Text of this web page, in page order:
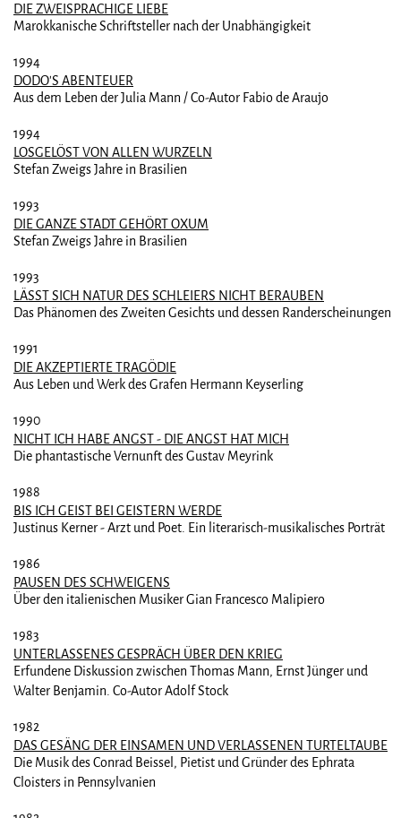
DIE ZWEISPRACHIGE LIEBE
Marokkanische Schriftsteller nach der Unabhängigkeit
1994
DODO'S ABENTEUER
Aus dem Leben der Julia Mann / Co-Autor Fabio de Araujo
1994
LOSGELÖST VON ALLEN WURZELN
Stefan Zweigs Jahre in Brasilien
1993
DIE GANZE STADT GEHÖRT OXUM
Stefan Zweigs Jahre in Brasilien
1993
LÄSST SICH NATUR DES SCHLEIERS NICHT BERAUBEN
Das Phänomen des Zweiten Gesichts und dessen Randerscheinungen
1991
DIE AKZEPTIERTE TRAGÖDIE
Aus Leben und Werk des Grafen Hermann Keyserling
1990
NICHT ICH HABE ANGST - DIE ANGST HAT MICH
Die phantastische Vernunft des Gustav Meyrink
1988
BIS ICH GEIST BEI GEISTERN WERDE
Justinus Kerner - Arzt und Poet. Ein literarisch-musikalisches Porträt
1986
PAUSEN DES SCHWEIGENS
Über den italienischen Musiker Gian Francesco Malipiero
1983
UNTERLASSENES GESPRÄCH ÜBER DEN KRIEG
Erfundene Diskussion zwischen Thomas Mann, Ernst Jünger und
Walter Benjamin. Co-Autor Adolf Stock
1982
DAS GESÄNG DER EINSAMEN UND VERLASSENEN TURTELTAUBE
Die Musik des Conrad Beissel, Pietist und Gründer des Ephrata
Cloisters in Pennsylvanien